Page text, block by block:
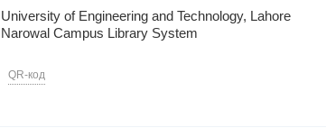
University of Engineering and Technology, Lahore
Narowal Campus Library System
QR-код